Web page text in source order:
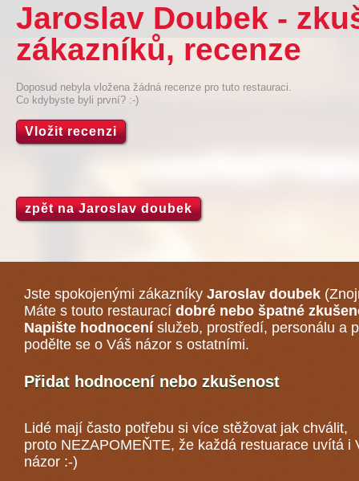
Jaroslav Doubek -
zákazníků, recenze
Doposud nebyla vložena žádná recenze pro tuto restauraci.
Co kdybyste byli první? :-)
Vložit recenzi
zpět na Jaroslav doubek
Jste spokojenými zákazníky Jaroslav doubek
Máte s touto restaurací dobré nebo špatné
Napište hodnocení služeb, prostředí, personálu a
podělte se o Váš názor s ostatními.
Přidat hodnocení nebo zkušenost
Lidé mají často potřebu si více stěžovat jak chválit,
proto NEZAPOMEŇTE, že každá restuarace uvítá i
názor :-)